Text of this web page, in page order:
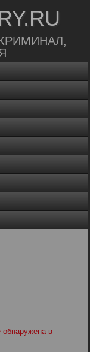
обнаружена в